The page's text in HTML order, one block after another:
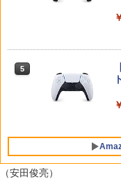
5
5
（安田俊亮）